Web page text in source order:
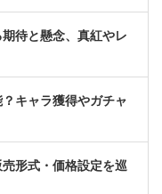
待と懸念、真紅やレ
キャラ獲得やガチャ
形式・価格設定を巡